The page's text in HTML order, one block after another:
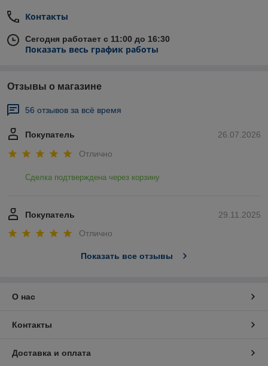
Контакты
Сегодня работает с 11:00 до 16:30
Показать весь график работы
Отзывы о магазине
56 отзывов за всё время
26.07.2026
Покупатель
Отлично
Сделка подтверждена через корзину
29.11.2025
Покупатель
Отлично
Показать все отзывы
О нас
Контакты
Доставка и оплата